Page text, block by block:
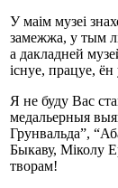
У маім музеі
замежжа, у тым
а дакладней
існуе, працуе,
Я не буду Вас
медальерныя
Грунвальда”,
Быкаву, Міколу
творам!